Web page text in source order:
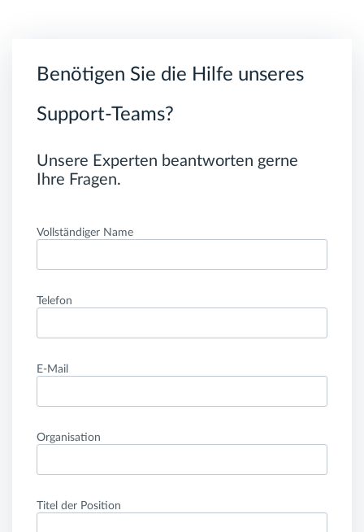
Benötigen Sie die Hilfe unseres
Support-Teams?
Unsere Experten beantworten gerne
Ihre Fragen.
Vollständiger Name
Telefon
E-Mail
Organisation
Titel der Position